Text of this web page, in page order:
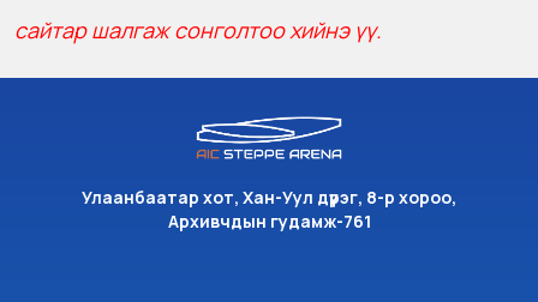
сайтар шалгаж сонголтоо хийнэ үү.
Улаанбаатар хот, Хан-Уул дүүрэг, 8-р хороо,
Архивчдын гудамж-761